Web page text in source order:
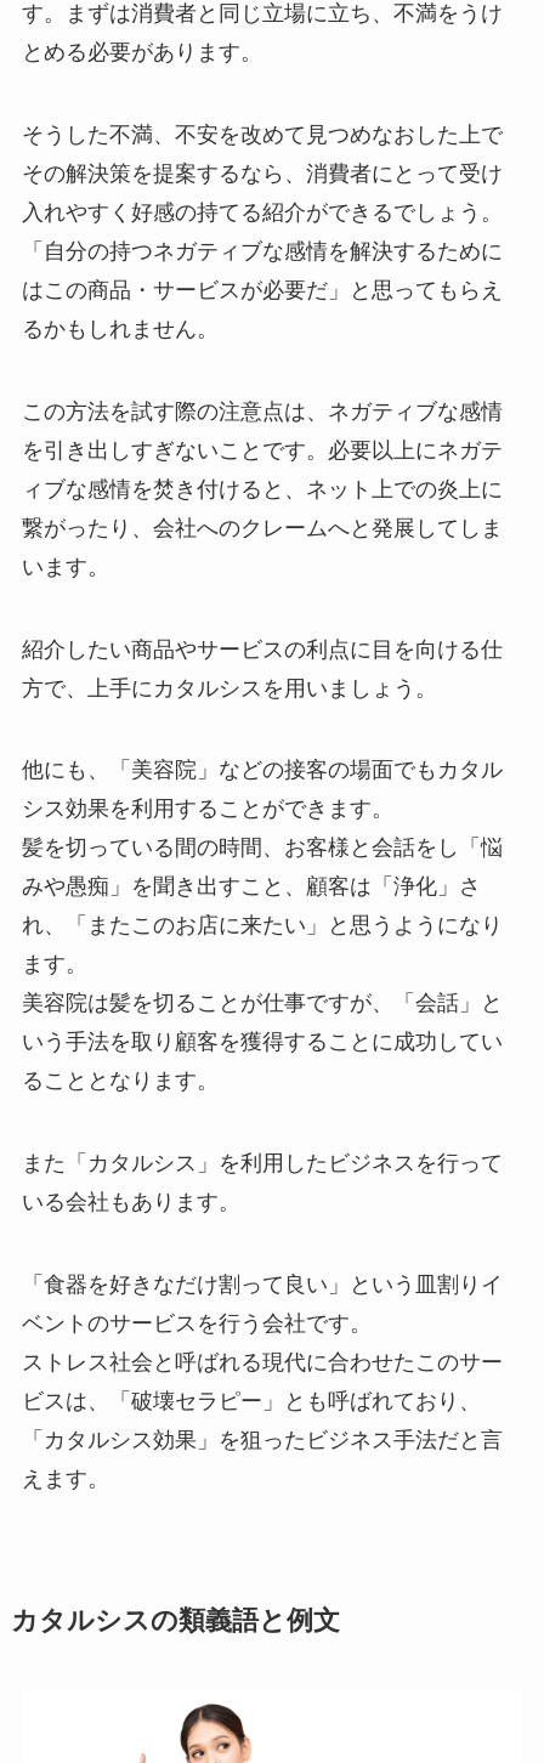
す。まずは消費者と同じ立場に立ち、不満をうけ
とめる必要があります。
そうした不満、不安を改めて見つめなおした上で
その解決策を提案するなら、消費者にとって受け
入れやすく好感の持てる紹介ができるでしょう。
「自分の持つネガティブな感情を解決するために
はこの商品・サービスが必要だ」と思ってもらえ
るかもしれません。
この方法を試す際の注意点は、ネガティブな感情
を引き出しすぎないことです。必要以上にネガテ
ィブな感情を焚き付けると、ネット上での炎上に
繋がったり、会社へのクレームへと発展してしま
います。
紹介したい商品やサービスの利点に目を向ける仕
方で、上手にカタルシスを用いましょう。
他にも、「美容院」などの接客の場面でもカタル
シス効果を利用することができます。
髪を切っている間の時間、お客様と会話をし「悩
みや愚痴」を聞き出すこと、顧客は「浄化」さ
れ、「またこのお店に来たい」と思うようになり
ます。
美容院は髪を切ることが仕事ですが、「会話」と
いう手法を取り顧客を獲得することに成功してい
ることとなります。
また「カタルシス」を利用したビジネスを行って
いる会社もあります。
「食器を好きなだけ割って良い」という皿割りイ
ベントのサービスを行う会社です。
ストレス社会と呼ばれる現代に合わせたこのサー
ビスは、「破壊セラピー」とも呼ばれており、
「カタルシス効果」を狙ったビジネス手法だと言
えます。
カタルシスの類義語と例文